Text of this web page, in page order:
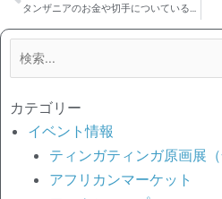
検
象:
カテゴリー
イベント情報
ティンガティンガ原画展（
アフリカンマーケット